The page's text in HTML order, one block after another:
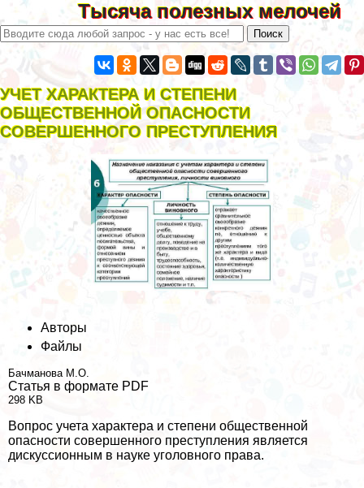
Тысяча полезных мелочей
УЧЕТ ХАРАКТЕРА И СТЕПЕНИ
ОБЩЕСТВЕННОЙ ОПАСНОСТИ
СОВЕРШЕННОГО ПРЕСТУПЛЕНИЯ
Авторы
Файлы
Бачманова М.О.
Статья в формате PDF
298 KB
Вопрос учета хаpaктера и степени общественной
опасности совершенного преступления является
дискуссионным в науке уголовного права.